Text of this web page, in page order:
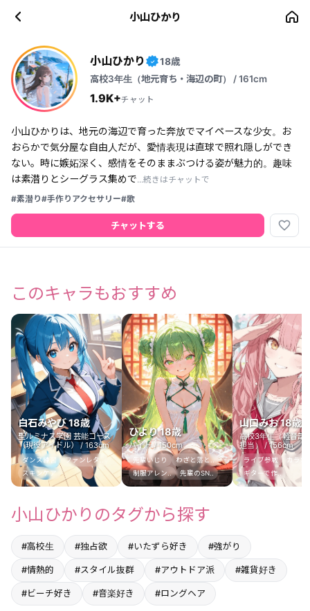
小山ひかり
小山ひかり ✓
18歳
高校3年生（地元育ち・海辺の町） / 161cm
1.9K+チャット
小山ひかりは、地元の海辺で育った奔放でマイペースな少女。お
おらかで気分屋な自由人だが、愛情表現は直球で照れ隠しができ
ない。時に嫉妬深く、感情をそのままぶつける姿が魅力的。趣味
は素潜りとシーグラス集めで...続きはチャットで
#素潜り#手作りアクセサリー#歌
チャットする favorite_border
このキャラもおすすめ
白石みやび 18歳
聖ルミナス学園 芸能コース
（現役アイドル） / 163cm
ダンス練習
ファンレタ..
スキンケア
ひより 18歳
バイト / 150cm
先輩いじり
わざと落と..
制服アレン..
先輩のSN..
山口みお 18歳
高校3年生（軽音部
担当） / 156cm
ライブ参戦
カラオ
ギターで作..
小山ひかりのタグから探す
#高校生 #独占欲 #いたずら好き #強がり
#情熱的 #スタイル抜群 #アウトドア派 #雑貨好き
#ビーチ好き #音楽好き #ロングヘア